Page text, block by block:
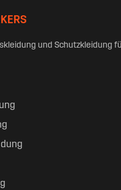
und Schutzkleidung